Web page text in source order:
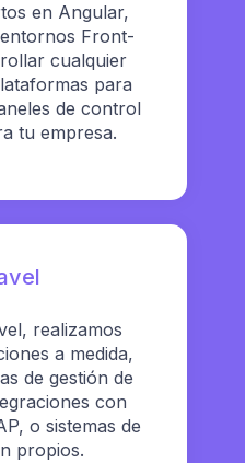
en Angular,
Front-
cualquier
para
de control
tu empresa.
realizamos
a medida,
de gestión de
con
o sistemas de
propios.